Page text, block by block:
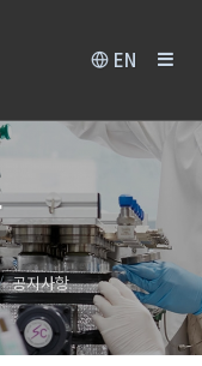
EN
공지사항